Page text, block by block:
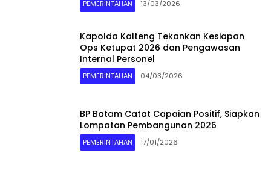
PEMERINTAHAN 13/03/2026
Kapolda Kalteng Tekankan Kesiapan
Ops Ketupat 2026 dan Pengawasan
Internal Personel
PEMERINTAHAN 04/03/2026
BP Batam Catat Capaian Positif, Siapkan
Lompatan Pembangunan 2026
PEMERINTAHAN 17/01/2026